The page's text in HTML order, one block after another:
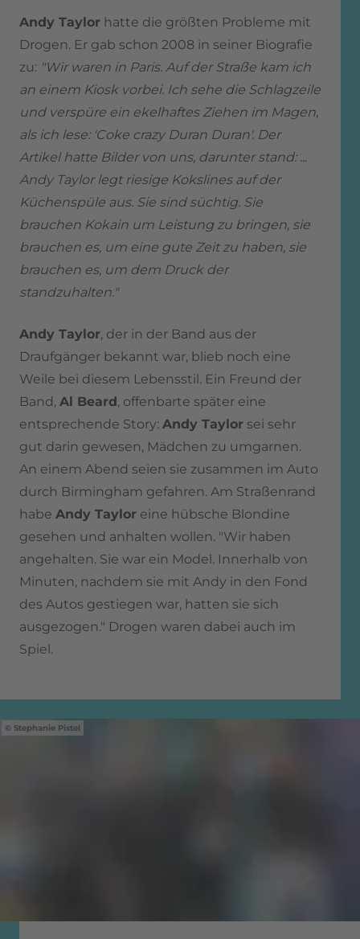
Andy Taylor hatte die größten Probleme mit
Drogen. Er gab schon 2008 in seiner Biografie
zu: "Wir waren in Paris. Auf der Straße kam ich
an einem Kiosk vorbei. Ich sehe die Schlagzeile
und verspüre ein ekelhaftes Ziehen im Magen,
als ich lese: 'Coke crazy Duran Duran'. Der
Artikel hatte Bilder von uns, darunter stand: ...
Andy Taylor legt riesige Kokslines auf der
Küchenspüle aus. Sie sind süchtig. Sie
brauchen Kokain um Leistung zu bringen, sie
brauchen es, um eine gute Zeit zu haben, sie
brauchen es, um dem Druck der
standzuhalten."
Andy Taylor, der in der Band aus der
Draufgänger bekannt war, blieb noch eine
Weile bei diesem Lebensstil. Ein Freund der
Band, Al Beard, offenbarte später eine
entsprechende Story: Andy Taylor sei sehr
gut darin gewesen, Mädchen zu umgarnen.
An einem Abend seien sie zusammen im Auto
durch Birmingham gefahren. Am Straßenrand
habe Andy Taylor eine hübsche Blondine
gesehen und anhalten wollen. "Wir haben
angehalten. Sie war ein Model. Innerhalb von
Minuten, nachdem sie mit Andy in den Fond
des Autos gestiegen war, hatten sie sich
ausgezogen." Drogen waren dabei auch im
Spiel.
Stephanie Pistel